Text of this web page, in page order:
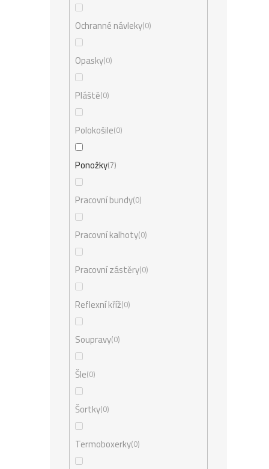
Ochranné návleky 0
Opasky 0
Pláště 0
Polokošile 0
Ponožky7
Pracovní bundy 0
Pracovní kalhoty 0
Pracovní zástěry 0
Reflexní kříž 0
Soupravy 0
Šle 0
Šortky 0
Termoboxerky 0